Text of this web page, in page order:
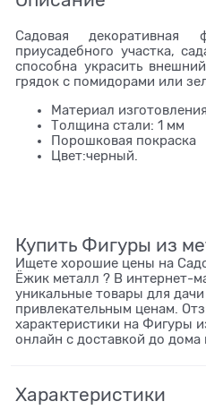
Садовая декоративная
приусадебного участка,
способна украсить
грядок с помидорами или
Материал
Толщина стали: 1 мм
Порошковая покраска
Цвет:черный.
Купить Фигуры из
Ищете хорошие цены на
Ёжик металл ? В интернет-
уникальные товары для
привлекательным ценам.
характеристики на Фигуры
онлайн с доставкой до дома
Характеристики